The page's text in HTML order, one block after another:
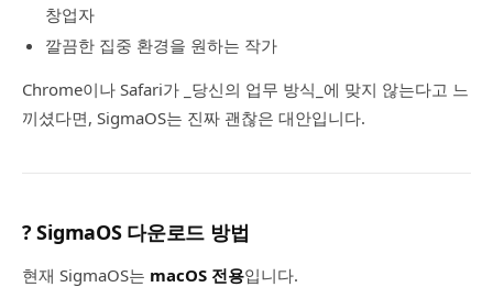
창업자
깔끔한 집중 환경을 원하는 작가
Chrome이나 Safari가 _당신의 업무 방식_에 맞지 않는다고 느
끼셨다면, SigmaOS는 진짜 괜찮은 대안입니다.
? SigmaOS 다운로드 방법
현재 SigmaOS는 macOS 전용입니다.